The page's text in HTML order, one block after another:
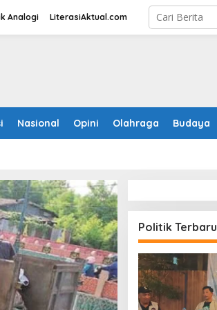
Analogi LiterasiAktual.com
Nasional Opini Olahraga Budaya
Politik Terbaru